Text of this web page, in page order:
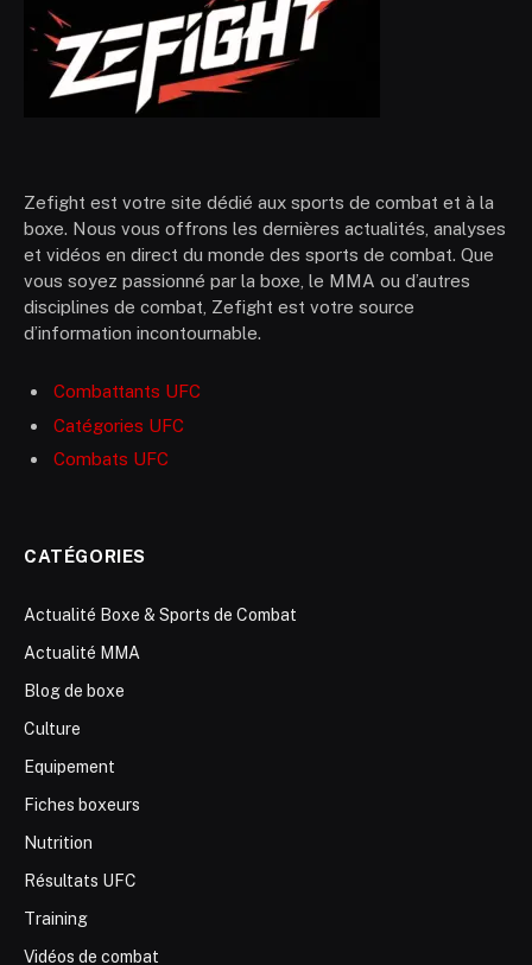
Zefight est votre site dédié aux sports de combat et à la
boxe. Nous vous offrons les dernières actualités, analyses
et vidéos en direct du monde des sports de combat. Que
vous soyez passionné par la boxe, le MMA ou d’autres
disciplines de combat, Zefight est votre source
d’information incontournable.
Combattants UFC
Catégories UFC
Combats UFC
CATÉGORIES
Actualité Boxe & Sports de Combat
Actualité MMA
Blog de boxe
Culture
Equipement
Fiches boxeurs
Nutrition
Résultats UFC
Training
Vidéos de combat